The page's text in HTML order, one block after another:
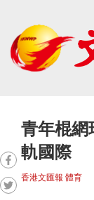
青年棍網
軌國際
香港文匯報 體育